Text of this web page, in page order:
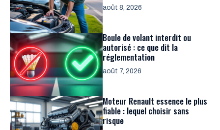
août 8, 2026
Boule de volant interdit ou
autorisé : ce que dit la
réglementation
août 7, 2026
Moteur Renault essence le plus
fiable : lequel choisir sans
risque